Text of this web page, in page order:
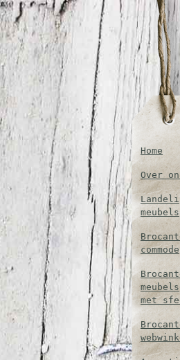
Home
Over
meubels
commode
meubels
met